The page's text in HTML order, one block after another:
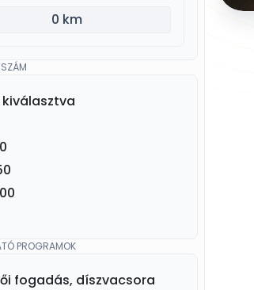
0 km
kiválasztva
PROGRAMOK
fogadás, díszvacsora